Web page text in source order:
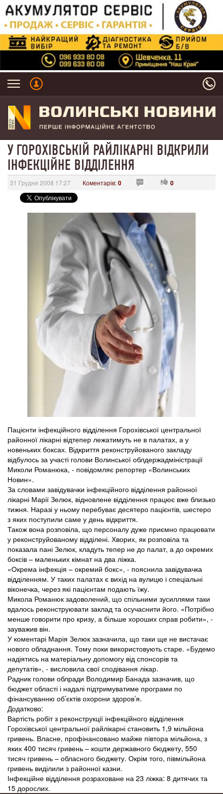
У ГОРОХІВСЬКІЙ РАЙЛІКАРНІ ВІДКРИЛИ
ІНФЕКЦІЙНЕ ВІДДІЛЕННЯ
31 Грудня 2008 17:27 Коментарів:0 0
Пацієнти інфекційного відділення Горохівської центральної
районної лікарні відтепер лежатимуть не в палатах, а у
новеньких боксах. Відкриття реконструйованого закладу
відбулось за участі голови Волинської облдержадміністрації
Миколи Романюка, - повідомляє репортер «Волинських
Новин».
За словами завідувачки інфекційного відділення районної
лікарні Марії Зелюк, відновлене відділення працює вже близько
тижня. Наразі у ньому перебуває десятеро пацієнтів, шестеро
з яких поступили саме у день відкриття.
Також вона розповіла, що персоналу дуже приємно працювати
у реконструйованому відділені. Хворих, як розповіла та
показала пані Зелюк, кладуть тепер не до палат, а до окремих
боксів – маленьких кімнат на два ліжка.
«Окрема інфекція – окремий бокс», - пояснила завідувачка
відділенням. У таких палатах є вихід на вулицю і спеціальні
віконечка, через які пацієнтам подають їжу.
Микола Романюк задоволений, що спільними зусиллями таки
вдалось реконструювати заклад та осучаснити його. «Потрібно
менше говорити про кризу, а більше хороших справ робити», -
зауважив він.
У коментарі Марія Зелюк зазначила, що таки ще не вистачає
нового обладнання. Тому поки використовують старе. «Будемо
надіятись на матеріальну допомогу від спонсорів та
депутатів», - висловила свої сподівання лікар.
Радник голови облради Володимир Банада зазначив, що
бюджет області і надалі підтримуватиме програми по
фінансуванню об’єктів охорони здоров’я.
Додатково:
Вартість робіт з реконструкції інфекційного відділення
Горохівської центральної райлікарні становить 1,9 мільйона
гривень. Власне, профінансовано майже півтора мільйона, з
яких 400 тисяч гривень – кошти державного бюджету, 550
тисяч гривень – обласного бюджету. Окрім того, півмільйона
гривень виділили з районної казни.
Інфекційне відділення розраховане на 23 ліжка: 8 дитячих та
15 дорослих.